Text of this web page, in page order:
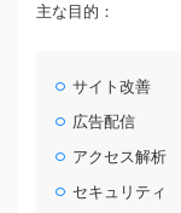
主な目的：
サイト改善
広告配信
アクセス解析
セキュリティ